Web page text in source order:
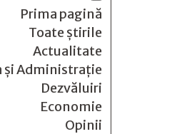
Prima pagină
Toate știrile
Actualitate
și Administrație
Dezvăluiri
Economie
Opinii